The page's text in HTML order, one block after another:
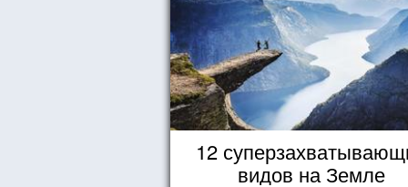
12
видов на Земле